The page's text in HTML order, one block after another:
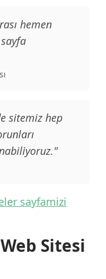
hemen
sitemiz hep
sayfamizi
Sitesi